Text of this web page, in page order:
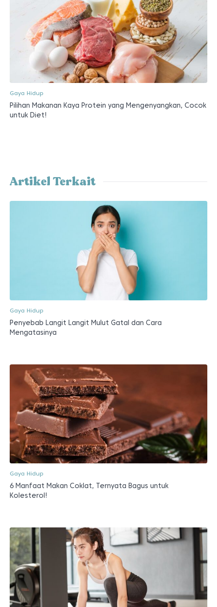
Gaya Hidup
Pilihan Makanan Kaya Protein yang Mengenyangkan, Cocok
untuk Diet!
Artikel Terkait
Gaya Hidup
Penyebab Langit Langit Mulut Gatal dan Cara
Mengatasinya
Gaya Hidup
6 Manfaat Makan Coklat, Ternyata Bagus untuk
Kolesterol!